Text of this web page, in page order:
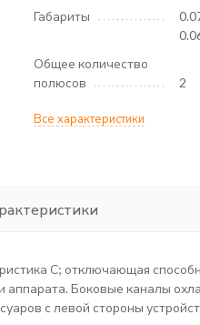
Габариты
Общее количество
полюсов
2
Все характеристики
С; отключающая
аппарата. Боковые каналы
с левой стороны